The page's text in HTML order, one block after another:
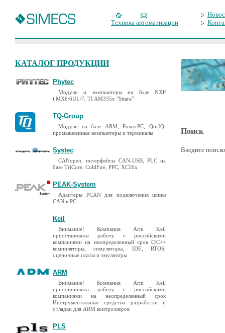
Техника автоматизации
КАТАЛОГ ПРОДУКЦИИ
Phytec
Модули и компьютеры на базе NXP
i.MX6/6UL/7, TI AM335x "Sitara"
TQ-Group
Модули на базе ARM, PowerPC, QorIQ,
промышленные компьютеры и терминалы
Systec
CANopen, интерфейсы CAN-USB, PLC на
базе TriCore, ColdFire, PPC, XC16x
PEAK-System
Адаптеры PCAN для подключения шины
CAN к PC
Keil
Внимание! Компания Arm Keil
приостановила работу с российскими
компаниями на неопределенный срок C/C++
компиляторы, симуляторы, IDE, RTOS,
оценочные платы и эмуляторы
ARM
Внимание! Компания Arm Keil
приостановила работу с российскими
компаниями на неопределенный срок
Инструментальные средства разработки и
отладки для ARM контроллеров
PLS
Поиск
Введите